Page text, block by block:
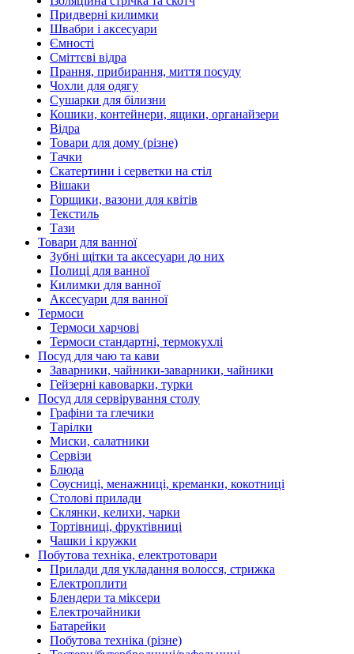
Придверні килимки
Швабри і аксесуари
Ємності
Сміттєві відра
Прання, прибирання, миття посуду
Чохли для одягу
Сушарки для білизни
Кошики, контейнери, ящики, органайзери
Відра
Товари для дому (різне)
Тачки
Скатертини і серветки на стіл
Вішаки
Горщики, вазони для квітів
Текстиль
Тази
Товари для ванної
Зубні щітки та аксесуари до них
Полиці для ванної
Килимки для ванної
Аксесуари для ванної
Термоси
Термоси харчові
Термоси стандартні, термокухлі
Посуд для чаю та кави
Заварники, чайники-заварники, чайники
Гейзерні кавоварки, турки
Посуд для сервірування столу
Графіни та глечики
Тарілки
Миски, салатники
Сервізи
Блюда
Соусниці, менажниці, креманки, кокотниці
Столові прилади
Склянки, келихи, чарки
Тортівниці, фруктівниці
Чашки і кружки
Побутова техніка, електротовари
Прилади для укладання волосся, стрижка
Електроплити
Блендери та міксери
Електрочайники
Батарейки
Побутова техніка (різне)